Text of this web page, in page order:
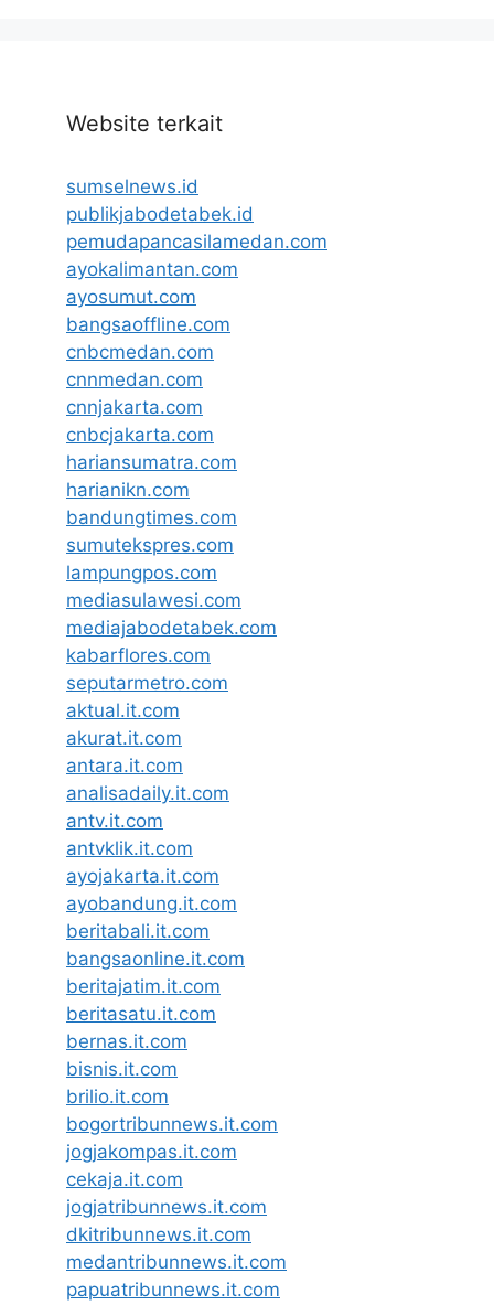
Website terkait
sumselnews.id
publikjabodetabek.id
pemudapancasilamedan.com
ayokalimantan.com
ayosumut.com
bangsaoffline.com
cnbcmedan.com
cnnmedan.com
cnnjakarta.com
cnbcjakarta.com
hariansumatra.com
harianikn.com
bandungtimes.com
sumutekspres.com
lampungpos.com
mediasulawesi.com
mediajabodetabek.com
kabarflores.com
seputarmetro.com
aktual.it.com
akurat.it.com
antara.it.com
analisadaily.it.com
antv.it.com
antvklik.it.com
ayojakarta.it.com
ayobandung.it.com
beritabali.it.com
bangsaonline.it.com
beritajatim.it.com
beritasatu.it.com
bernas.it.com
bisnis.it.com
brilio.it.com
bogortribunnews.it.com
jogjakompas.it.com
cekaja.it.com
jogjatribunnews.it.com
dkitribunnews.it.com
medantribunnews.it.com
papuatribunnews.it.com